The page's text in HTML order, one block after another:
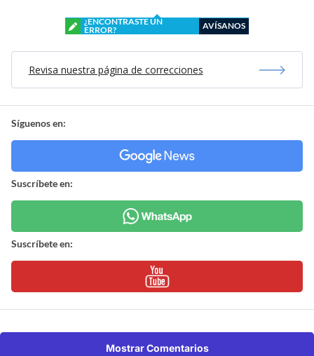
¿ENCONTRASTE UN
ERROR?
AVÍSANOS
Revisa nuestra página de correcciones
Síguenos en:
Suscríbete en:
Suscríbete en:
Mostrar Comentarios